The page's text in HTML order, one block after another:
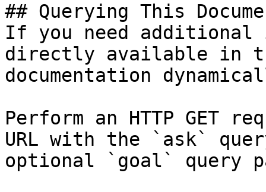
## Querying This
If you need
directly available in
documentation
Perform an HTTP GET
URL with the `ask`
optional `goal` query